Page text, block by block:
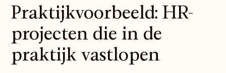
Praktijkvoorbeeld: HR-
projecten die in de
praktijk vastlopen